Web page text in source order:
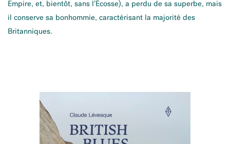
Empire, et, bientôt, sans l’Écosse), a perdu de sa superbe, mais
il conserve sa bonhommie, caractérisant la majorité des
Britanniques.